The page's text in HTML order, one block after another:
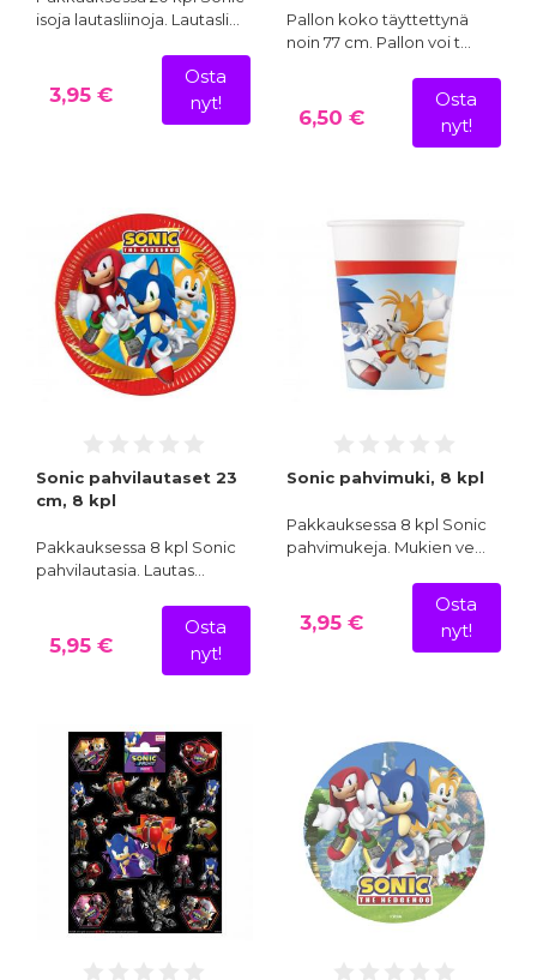
isoja lautasliinoja. Lautasli…
3,95 €
Osta
nyt!
Pallon koko täyttettynä
noin 77 cm. Pallon voi t…
6,50 €
Osta
nyt!
Sonic pahvilautaset 23
cm, 8 kpl
Pakkauksessa 8 kpl Sonic
pahvilautasia. Lautas…
5,95 €
Osta
nyt!
Sonic pahvimuki, 8 kpl
Pakkauksessa 8 kpl Sonic
pahvimukeja. Mukien ve…
3,95 €
Osta
nyt!